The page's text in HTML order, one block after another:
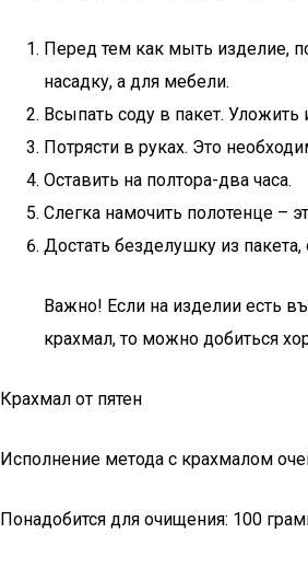
Перед тем как мыть изделие,
насадку, а для мебели.
Всыпать соду в пакет.
Потрясти в руках. Это
Оставить на полтора-два часа.
Слегка намочить полотенце –
Достать безделушку из
Важно! Если на изделии есть
крахмал, то можно добиться
Крахмал от пятен
Исполнение метода с крахмалом
Понадобится для очищения: 100